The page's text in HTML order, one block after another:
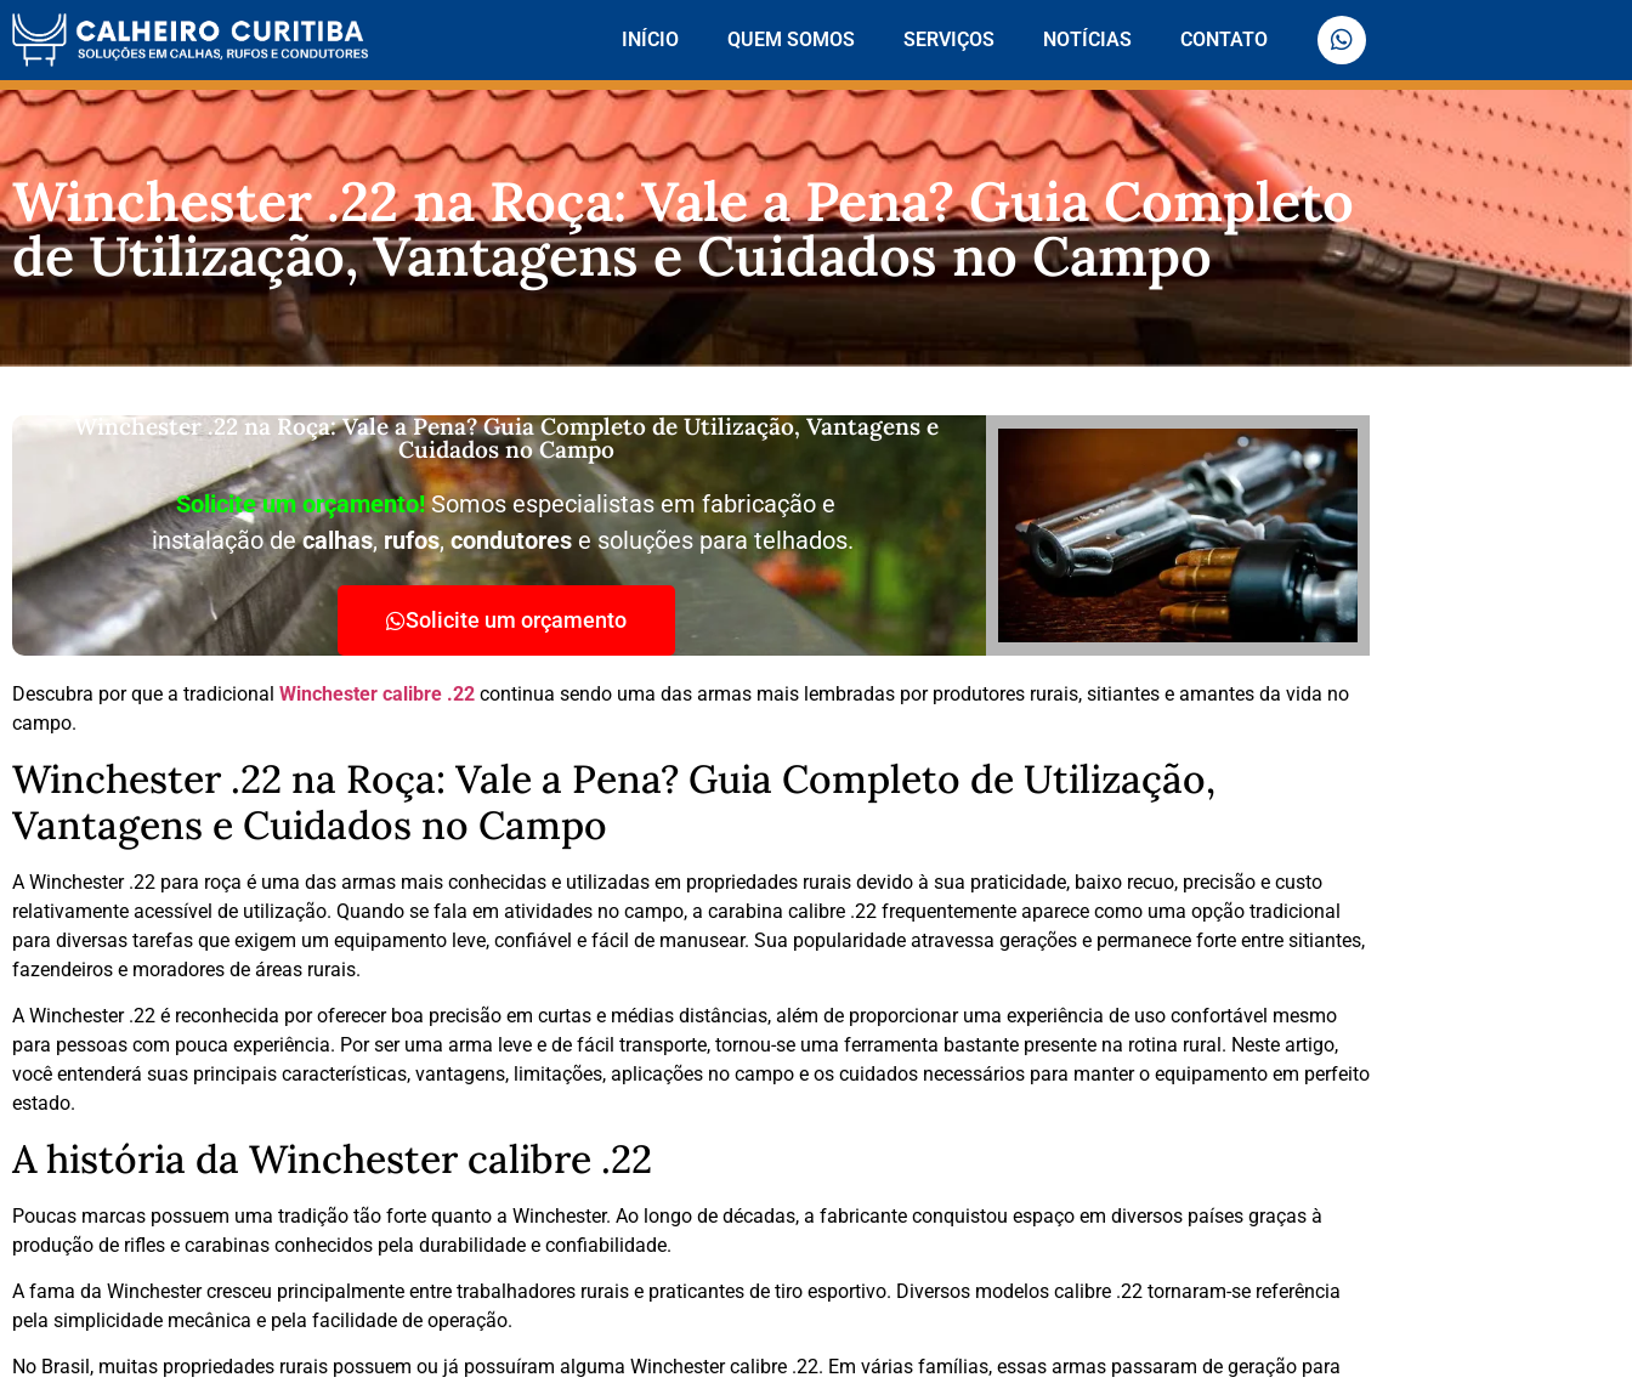
INÍCIO QUEM SOMOS SERVIÇOS NOTÍCIAS CONTATO
Winchester .22 na Roça: Vale a Pena? Guia Completo
de Utilização, Vantagens e Cuidados no Campo
Winchester .22 na Roça: Vale a Pena? Guia Completo de Utilização, Vantagens e
Cuidados no Campo
Solicite um orçamento!Somos especialistas em fabricação e
instalação decalhas, rufos,condutores e soluções para telhados.
Solicite um orçamento
Descubra por que a tradicional Winchester calibre .22 continua sendo uma das armas mais lembradas por produtores rurais, sitiantes e amantes da vida no
campo.
Winchester .22 na Roça: Vale a Pena? Guia Completo de Utilização,
Vantagens e Cuidados no Campo
A Winchester .22 para roça é uma das armas mais conhecidas e utilizadas em propriedades rurais devido à sua praticidade, baixo recuo, precisão e custo
relativamente acessível de utilização. Quando se fala em atividades no campo, a carabina calibre .22 frequentemente aparece como uma opção tradicional
para diversas tarefas que exigem um equipamento leve, confiável e fácil de manusear. Sua popularidade atravessa gerações e permanece forte entre sitiantes,
fazendeiros e moradores de áreas rurais.
A Winchester .22 é reconhecida por oferecer boa precisão em curtas e médias distâncias, além de proporcionar uma experiência de uso confortável mesmo
para pessoas com pouca experiência. Por ser uma arma leve e de fácil transporte, tornou-se uma ferramenta bastante presente na rotina rural. Neste artigo,
você entenderá suas principais características, vantagens, limitações, aplicações no campo e os cuidados necessários para manter o equipamento em perfeito
estado.
A história da Winchester calibre .22
Poucas marcas possuem uma tradição tão forte quanto a Winchester. Ao longo de décadas, a fabricante conquistou espaço em diversos países graças à
produção de rifles e carabinas conhecidos pela durabilidade e confiabilidade.
A fama da Winchester cresceu principalmente entre trabalhadores rurais e praticantes de tiro esportivo. Diversos modelos calibre .22 tornaram-se referência
pela simplicidade mecânica e pela facilidade de operação.
No Brasil, muitas propriedades rurais possuem ou já possuíram alguma Winchester calibre .22. Em várias famílias, essas armas passaram de geração para